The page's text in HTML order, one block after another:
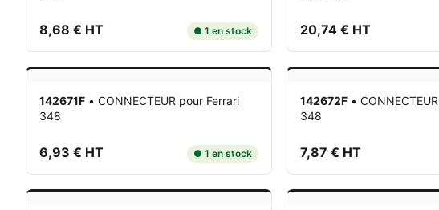
8,68 € HT ● 1 en stock 20,74 € HT
142671F • CONNECTEUR pour Ferrari
348
6,93 € HT ● 1 en stock
142672F • CONNECTEUR
348
7,87 € HT